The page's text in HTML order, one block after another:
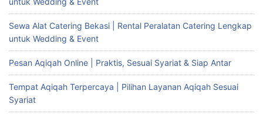
Sewa Alat Catering Bekasi | Rental Peralatan Catering Lengkap
untuk Wedding & Event
Pesan Aqiqah Online | Praktis, Sesuai Syariat & Siap Antar
Tempat Aqiqah Terpercaya | Pilihan Layanan Aqiqah Sesuai
Syariat